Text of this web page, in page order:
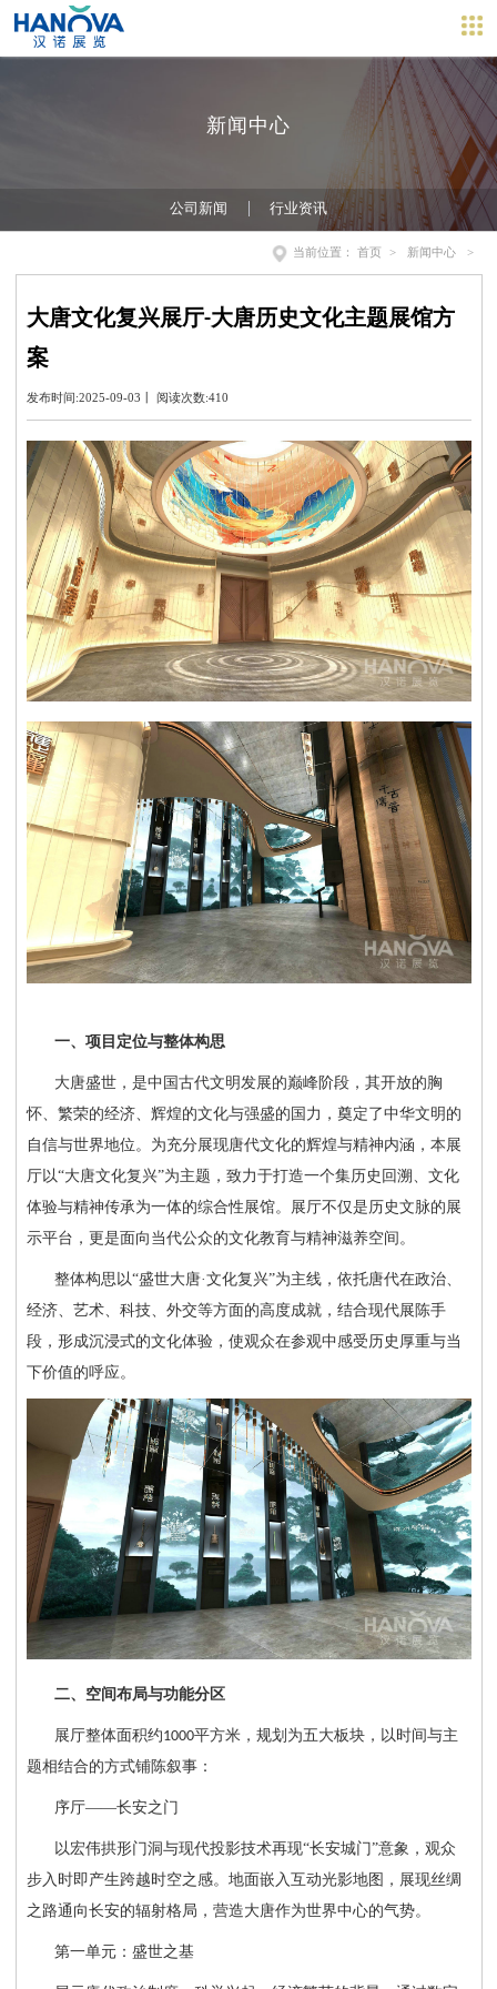
新闻中心
公司新闻 行业资讯
当前位置： 首页 > 新闻中心 >
大唐文化复兴展厅-大唐历史文化主题展馆方
案
发布时间:2025-09-03丨 阅读次数:410
一、项目定位与整体构思
大唐盛世，是中国古代文明发展的巅峰阶段，其开放的胸
怀、繁荣的经济、辉煌的文化与强盛的国力，奠定了中华文明的
自信与世界地位。为充分展现唐代文化的辉煌与精神内涵，本展
厅以“大唐文化复兴”为主题，致力于打造一个集历史回溯、文化
体验与精神传承为一体的综合性展馆。展厅不仅是历史文脉的展
示平台，更是面向当代公众的文化教育与精神滋养空间。
整体构思以“盛世大唐·文化复兴”为主线，依托唐代在政治、
经济、艺术、科技、外交等方面的高度成就，结合现代展陈手
段，形成沉浸式的文化体验，使观众在参观中感受历史厚重与当
下价值的呼应。
二、空间布局与功能分区
展厅整体面积约1000平方米，规划为五大板块，以时间与主
题相结合的方式铺陈叙事：
序厅——长安之门
以宏伟拱形门洞与现代投影技术再现“长安城门”意象，观众
步入时即产生跨越时空之感。地面嵌入互动光影地图，展现丝绸
之路通向长安的辐射格局，营造大唐作为世界中心的气势。
第一单元：盛世之基